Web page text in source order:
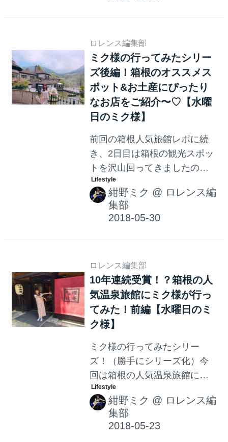
の方々が気軽に楽しめるイベ
ロレンス編集部
ミク様の行ってみたシリー
ズ後編！箱根のオススメス
ポット&お土産にぴったり
なお店をご紹介〜♡【水曜
日のミク様】
前回の箱根人気旅館レポに続
き、2日目は箱根の観光スポッ
トを沢山回ってきましたの
で、オススメスポット&お土産
にぴったりのお店などをご紹
介〜☆
紺野ミク @ ロレンス編
集部
ロレンス編集部
10年連続受賞！？箱根の人
気温泉旅館にミク様が行っ
てみた！前編【水曜日のミ
ク様】
ミク様の行ってみたシリー
ズ！（勝手にシリーズ化）今
回は箱根の人気温泉旅館に行
って参りました！！飲んで飲
んで飲んでって違う！しっか
り温泉を満喫してきましたの
でレポします〜☆
紺野ミク @ ロレンス編
集部